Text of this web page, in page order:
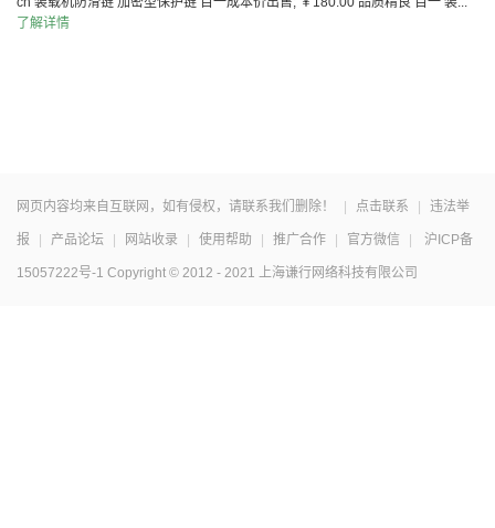
了解详情
网页内容均来自互联网，如有侵权，请联系我们删除！ 点击联系 违法举
报 产品论坛 网站收录 使用帮助 推广合作 官方微信 沪ICP备
15057222号-1 Copyright © 2012 - 2021 上海谦行网络科技有限公司